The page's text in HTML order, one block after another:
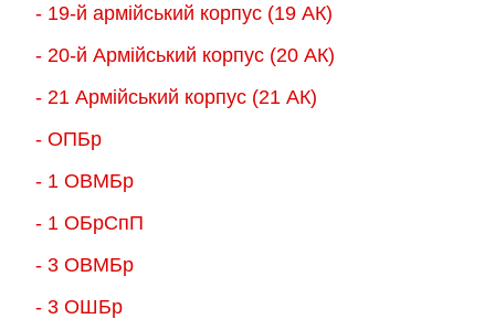
- 19-й армійський корпус (19 АК)
- 20-й Армійський корпус (20 АК)
- 21 Армійський корпус (21 АК)
- ОПБр
- 1 ОВМБр
- 1 ОБрСпП
- 3 ОВМБр
- 3 ОШБр